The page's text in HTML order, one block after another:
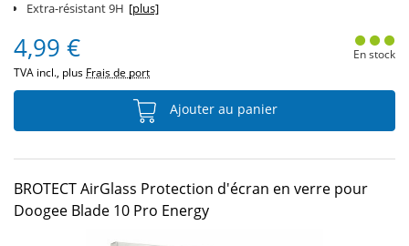
Extra-résistant 9H [plus]
4,99 €
TVA incl., plus Frais de port
En stock
Ajouter au panier
BROTECT AirGlass Protection d'écran en verre pour
Doogee Blade 10 Pro Energy